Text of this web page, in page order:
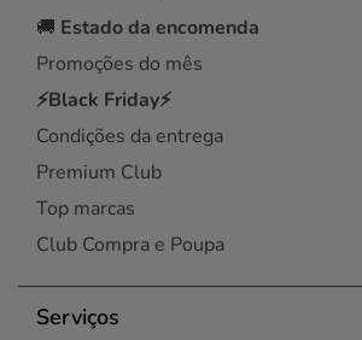
🚚 Estado da encomenda
Promoções do mês
⚡Black Friday⚡
Condições da entrega
Premium Club
Top marcas
Club Compra e Poupa
Serviços